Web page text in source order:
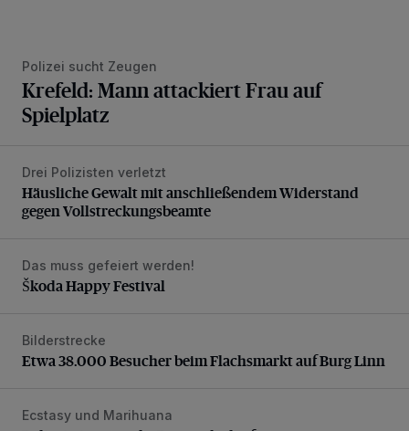
Polizei sucht Zeugen
Krefeld: Mann attackiert Frau auf
Spielplatz
Häusliche Gewalt mit anschließendem Widerstand gegen
Drei Polizisten verletzt
Häusliche Gewalt mit anschließendem Widerstand
gegen Vollstreckungsbeamte
Škoda Happy Festival
Das muss gefeiert werden!
Škoda Happy Festival
Etwa 38.000 Besucher beim Flachsmarkt auf Burg Linn
Bilderstrecke
Etwa 38.000 Besucher beim Flachsmarkt auf Burg Linn
Polizei nimmt sechs Drogendealer fest
Ecstasy und Marihuana